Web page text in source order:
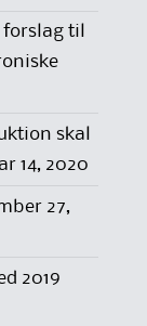
til
skal
14, 2020
27,
2019